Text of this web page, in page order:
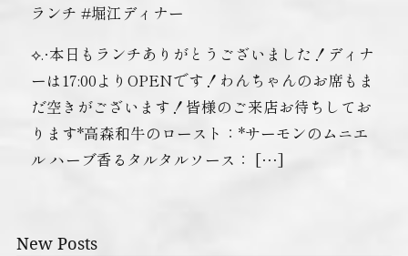
ランチ #堀江ディナー
⟡.·本日もランチありがとうございました！ディナ
ーは17:00よりOPENです！わんちゃんのお席もま
だ空きがございます！皆様のご来店お待ちしてお
ります*高森和牛のロースト：*サーモンのムニエ
ル ハーブ香るタルタルソース： […]
New Posts